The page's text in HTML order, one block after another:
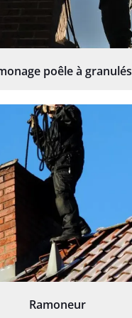
poêle à granulés
Ramoneur